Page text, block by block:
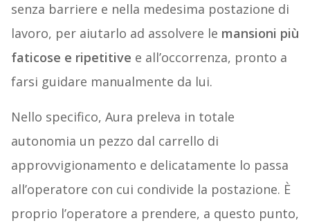
senza barriere e nella medesima postazione di
lavoro, per aiutarlo ad assolvere le mansioni più
faticose e ripetitive e all’occorrenza, pronto a
farsi guidare manualmente da lui.
Nello specifico, Aura preleva in totale
autonomia un pezzo dal carrello di
approvvigionamento e delicatamente lo passa
all’operatore con cui condivide la postazione. È
proprio l’operatore a prendere, a questo punto,